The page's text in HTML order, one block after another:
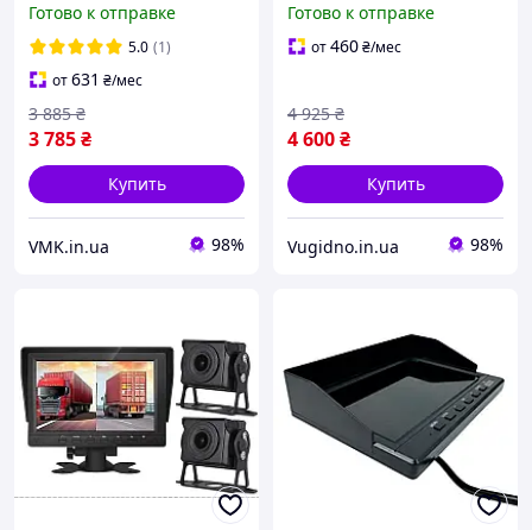
заднего вида (AHD 720P /
4pin)
Готово к отправке
5.0 (1)
от631 ₴/мес
3 785₴
3 885 ₴
Купить
VMK.in.ua 98%
720p для грузовых машин
и крупногабаритного
Готово к отправке
от460₴/мес
4 600₴
4 925 ₴
Купить
Vugidno.in.ua 98%